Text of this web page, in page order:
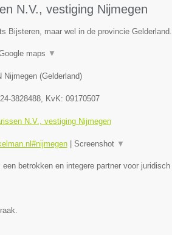
N.V., vestiging Nijmegen
Bijsteren, maar wel in de provincie Gelderland.
maps ▼
Nijmegen(Gelderland)
3828488, KvK: 09170507
N.V., vestiging Nijmegen
| Screenshot ▼
betrokken en integere partner voor juridisch